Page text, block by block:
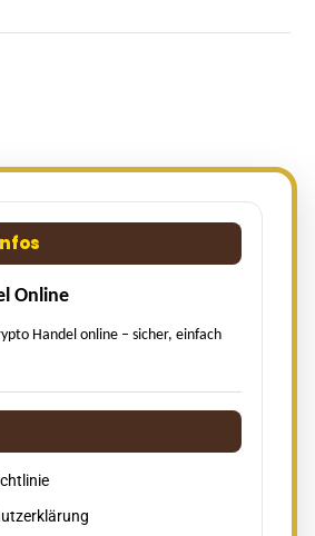
Online
Handel online – sicher, einfach